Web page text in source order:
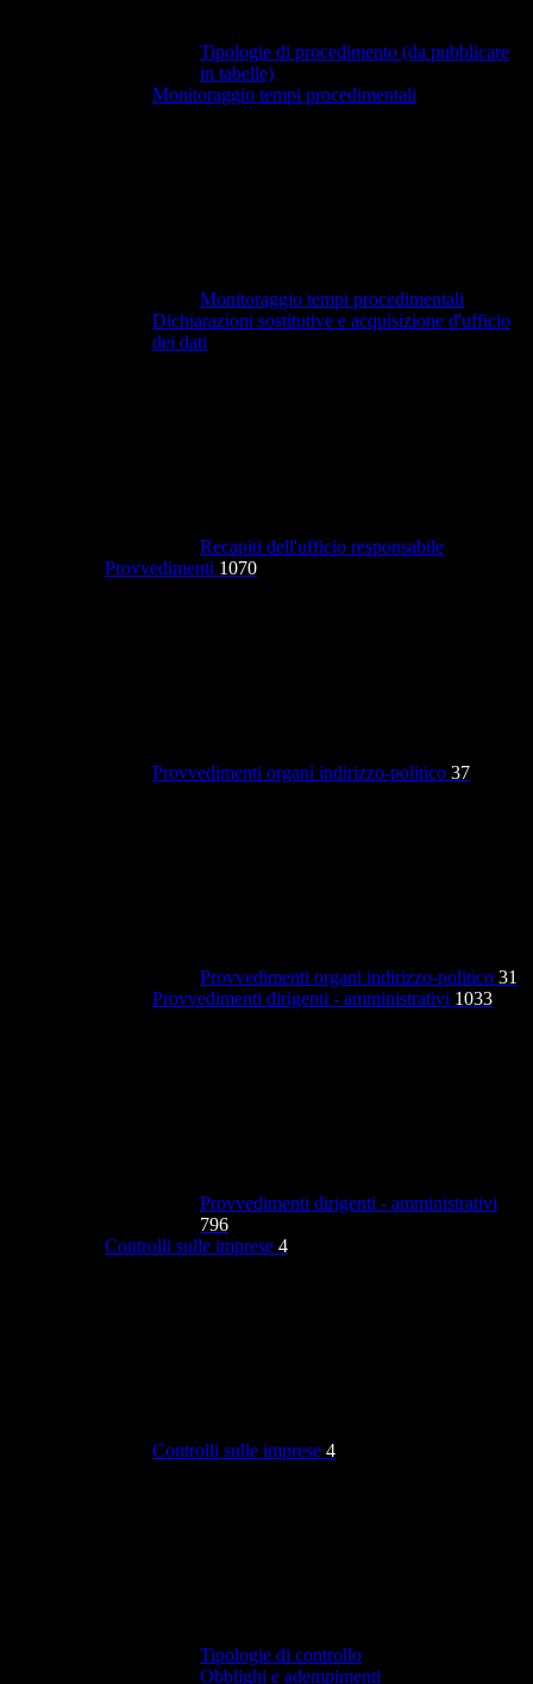
Tipologie di procedimento (da pubblicare
in tabelle)
Monitoraggio tempi procedimentali
Monitoraggio tempi procedimentali
Dichiarazioni sostitutive e acquisizione d'ufficio
dei dati
Recapiti dell'ufficio responsabile
Provvedimenti 1070
Provvedimenti organi indirizzo-politico 37
Provvedimenti organi indirizzo-politico 31
Provvedimenti dirigenti - amministrativi 1033
Provvedimenti dirigenti - amministrativi
796
Controlli sulle imprese 4
Controlli sulle imprese 4
Tipologie di controllo
Obblighi e adempimenti